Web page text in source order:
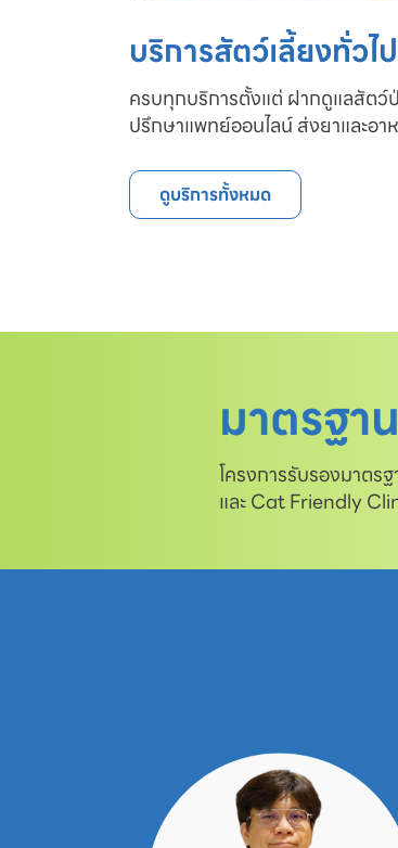
บริการสัตว์เลี้ยงทั่วไป
ครบทุกบริการตั้งแต่ ฝากดูแลสัตว์
ปรึกษาแพทย์ออนไลน์ ส่งยาและอา
ดูบริการทั้งหมด
มาตรฐา
โครงการรับรองมาตร
และ Cat Friendly